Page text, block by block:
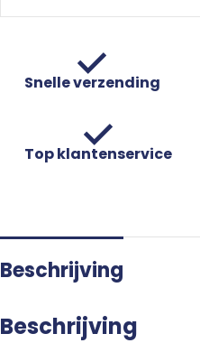
Snelle verzending
Top klantenservice
Beschrijving
Beschrijving